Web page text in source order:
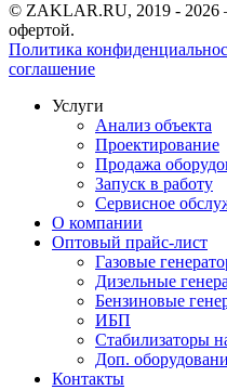
© ZAKLAR.RU, 2019 - 2026
офертой.
Политика
соглашение
Услуги
Анализ объекта
Проектирование
Продажа
Запуск в работу
Сервисное
О компании
Оптовый прайс-лист
Газовые
Дизельные
Бензиновые
ИБП
Стабилизаторы
Доп.
Контакты